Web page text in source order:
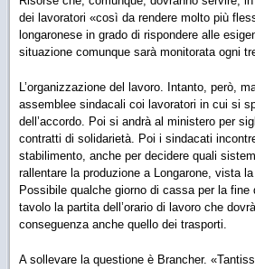
dei lavoratori «così da rendere molto più
longaronese in grado di rispondere alle
situazione comunque sarà monitorata ogni
L’organizzazione del lavoro. Intanto, però,
assemblee sindacali coi lavoratori in cui si
dell’accordo. Poi si andrà al ministero per
contratti di solidarietà. Poi i sindacati
stabilimento, anche per decidere quali
rallentare la produzione a Longarone, vista
Possibile qualche giorno di cassa per la fine
tavolo la partita dell’orario di lavoro che
conseguenza anche quello dei trasporti.
A sollevare la questione è Brancher.